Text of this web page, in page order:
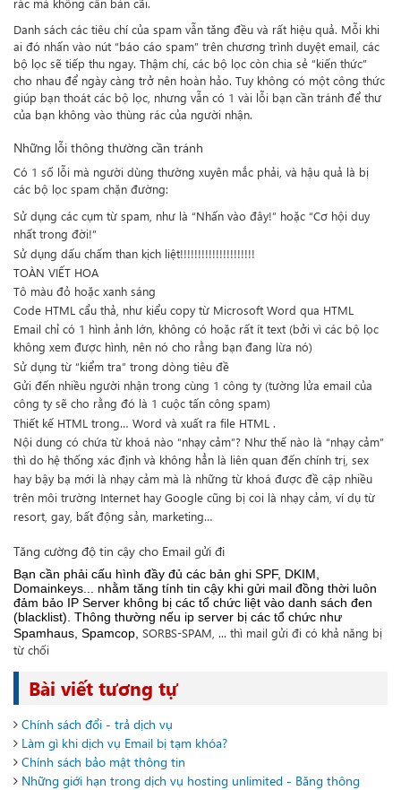
rác mà không cần bàn cãi.
Danh sách các tiêu chí của spam vẫn tăng đều và rất hiệu quả. Mỗi khi
ai đó nhấn vào nút “báo cáo spam” trên chương trình duyệt email, các
bộ lọc sẽ tiếp thu ngay. Thậm chí, các bộ lọc còn chia sẻ “kiến thức”
cho nhau để ngày càng trở nên hoàn hảo. Tuy không có một công thức
giúp bạn thoát các bộ lọc, nhưng vẫn có 1 vài lỗi bạn cần tránh để thư
của bạn không vào thùng rác của người nhận.
Những lỗi thông thường cần tránh
Có 1 số lỗi mà người dùng thường xuyên mắc phải, và hậu quả là bị
các bộ lọc spam chặn đường:
Sử dụng các cụm từ spam, như là “Nhấn vào đây!” hoặc “Cơ hội duy
nhất trong đời!”
Sử dụng dấu chấm than kịch liệt!!!!!!!!!!!!!!!!!!!!!
TOÀN VIẾT HOA
Tô màu đỏ hoặc xanh sáng
Code HTML cẩu thả, như kiểu copy từ Microsoft Word qua HTML
Email chỉ có 1 hình ảnh lớn, không có hoặc rất ít text (bởi vì các bộ lọc
không xem được hình, nên nó cho rằng bạn đang lừa nó)
Sử dụng từ “kiểm tra” trong dòng tiêu đề
Gửi đến nhiều người nhận trong cùng 1 công ty (tường lửa email của
công ty sẽ cho rằng đó là 1 cuộc tấn công spam)
Thiết kế HTML trong… Word và xuất ra file HTML .
Nội dung có chứa từ khoá nào “nhạy cảm”? Như thế nào là “nhạy cảm”
thì do hệ thống xác định và không hẳn là liên quan đến chính trị, sex
hay bậy bạ mới là nhạy cảm mà là những từ khoá được đề cập nhiều
trên môi trường Internet hay Google cũng bị coi là nhạy cảm, ví dụ từ
resort, gay, bất động sản, marketing…
Tăng cường độ tin cậy cho Email gửi đi
Bạn cần phải cấu hình đầy đủ các bản ghi SPF, DKIM,
Domainkeys... nhằm tăng tính tin cậy khi gửi mail đồng thời luôn
đảm bảo IP Server không bị các tổ chức liệt vào danh sách đen
(blacklist). Thông thường nếu ip server bị các tổ chức như
Spamhaus, Spamcop, SORBS-SPAM, ... thì mail gửi đi có khả năng bị
từ chối
Bài viết tương tự
Chính sách đổi - trả dịch vụ
Làm gì khi dịch vụ Email bị tạm khóa?
Chính sách bảo mật thông tin
Những giới hạn trong dịch vụ hosting unlimited - Băng thông